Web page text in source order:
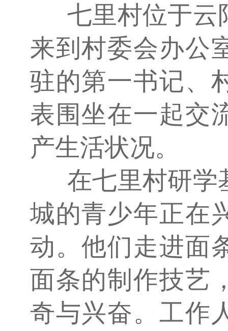
七里村位于云
来到村委会办公
驻的第一书记、
表围坐在一起交
产生活状况。
在七里村研学
城的青少年正在
动。他们走进面
面条的制作技艺
奇与兴奋。工作